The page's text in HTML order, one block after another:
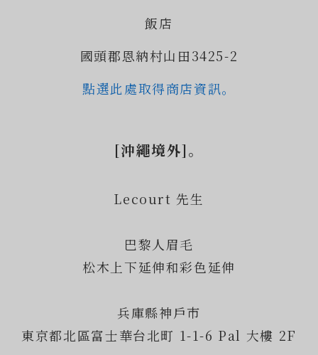
飯店
國頭郡恩納村山田3425-2
點選此處取得商店資訊。
[沖繩境外]。
Lecourt 先生
巴黎人眉毛
松木上下延伸和彩色延伸
兵庫縣神戶市
東京都北區富士華台北町 1-1-6 Pal 大樓 2F